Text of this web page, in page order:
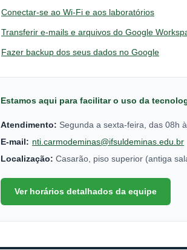
Conectar-se ao Wi-Fi e aos laboratórios
Transferir e-mails e arquivos do Google
Fazer backup dos seus dados no Google
Estamos aqui para facilitar o uso da
Atendimento: Segunda a sexta-feira, das 08h
E-mail: nti.carmodeminas@ifsuldeminas.edu.br
Localização: Casarão, piso superior (antiga
Ver horários detalhados da equipe